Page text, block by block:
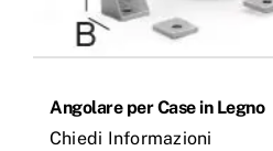
Angolare per Case in Legno
Chiedi Informazioni